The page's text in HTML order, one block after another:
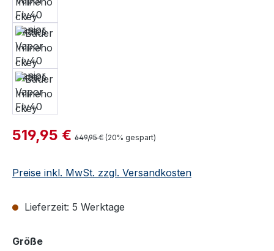
Verkaufspreis:
519,95 € Regulärer Preis:
649,95 € (20% gespart)
Preise inkl. MwSt. zzgl. Versandkosten
Lieferzeit: 5 Werktage
Größeauswählen